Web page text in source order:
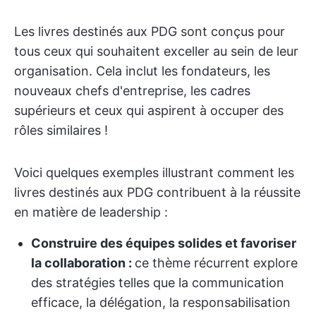
Les livres destinés aux PDG sont conçus pour
tous ceux qui souhaitent exceller au sein de leur
organisation. Cela inclut les fondateurs, les
nouveaux chefs d'entreprise, les cadres
supérieurs et ceux qui aspirent à occuper des
rôles similaires !
Voici quelques exemples illustrant comment les
livres destinés aux PDG contribuent à la réussite
en matière de leadership :
Construire des équipes solides et favoriser
la collaboration : ce thème récurrent explore
des stratégies telles que la communication
efficace, la délégation, la responsabilisation